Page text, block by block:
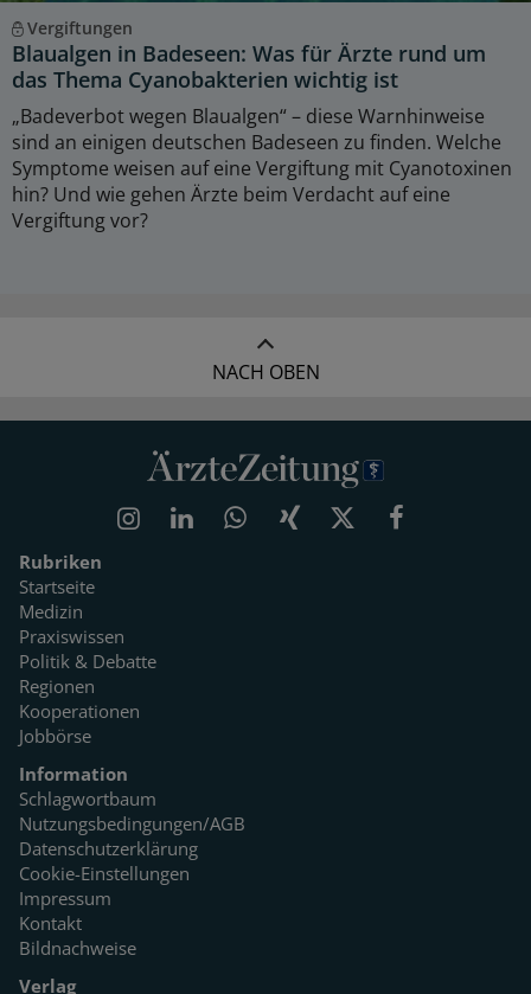
Vergiftungen
Blaualgen in Badeseen: Was für Ärzte rund um
das Thema Cyanobakterien wichtig ist
„Badeverbot wegen Blaualgen“ – diese Warnhinweise
sind an einigen deutschen Badeseen zu finden. Welche
Symptome weisen auf eine Vergiftung mit Cyanotoxinen
hin? Und wie gehen Ärzte beim Verdacht auf eine
Vergiftung vor?
NACH OBEN
Rubriken
Startseite
Medizin
Praxiswissen
Politik & Debatte
Regionen
Kooperationen
Jobbörse
Information
Schlagwortbaum
Nutzungsbedingungen/AGB
Datenschutzerklärung
Cookie-Einstellungen
Impressum
Kontakt
Bildnachweise
Verlag